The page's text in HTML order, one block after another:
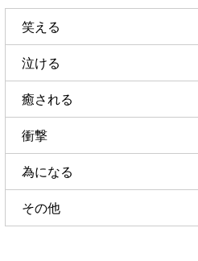
笑える
泣ける
癒される
衝撃
為になる
その他